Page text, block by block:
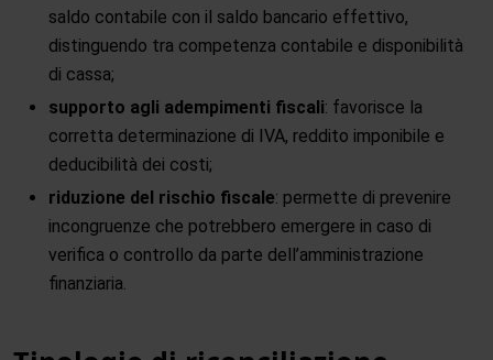
saldo contabile con il saldo bancario effettivo,
distinguendo tra competenza contabile e disponibilità
di cassa;
supporto agli adempimenti fiscali: favorisce la
corretta determinazione di IVA, reddito imponibile e
deducibilità dei costi;
riduzione del rischio fiscale: permette di prevenire
incongruenze che potrebbero emergere in caso di
verifica o controllo da parte dell’amministrazione
finanziaria.